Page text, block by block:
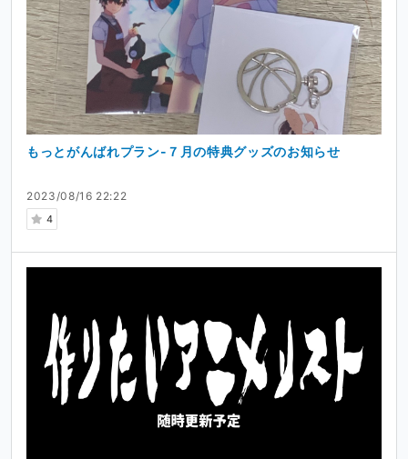
2023/08/16 22:22
4
もっとがんばれプラン-７月の特典グッズのお知らせ